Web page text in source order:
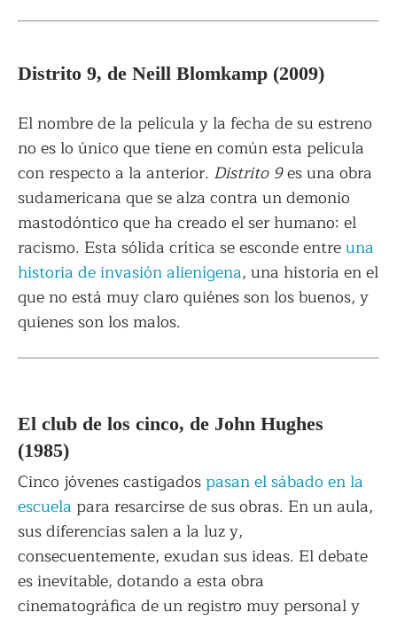
Distrito 9, de Neill Blomkamp (2009)
El nombre de la película y la fecha de su estreno
no es lo único que tiene en común esta película
con respecto a la anterior. Distrito 9es una obra
sudamericana que se alza contra un demonio
mastodóntico que ha creado el ser humano: el
racismo. Esta sólida crítica se esconde entreuna
historia de invasión alienígena, una historia en el
que no está muy claro quiénes son los buenos, y
quienes son los malos.
El club de los cinco, de John Hughes
(1985)
Cinco jóvenes castigados pasan el sábado en la
escuela para resarcirse de sus obras. En un aula,
sus diferencias salen a la luz y,
consecuentemente, exudan sus ideas. El debate
es inevitable, dotando a esta obra
cinematográfica de un registro muy personal y